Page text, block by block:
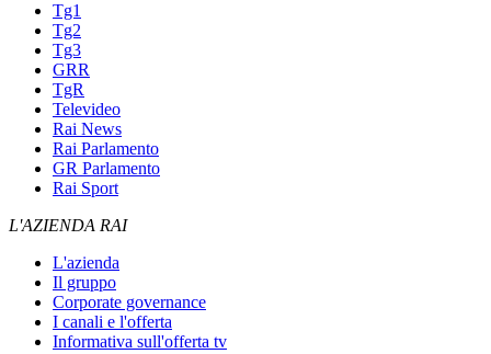
Tg1
Tg2
Tg3
GRR
TgR
Televideo
Rai News
Rai Parlamento
GR Parlamento
Rai Sport
L'AZIENDA RAI
L'azienda
Il gruppo
Corporate governance
I canali e l'offerta
Informativa sull'offerta tv